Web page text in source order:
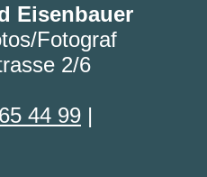
Eisenbauer
Fotograf
2/6
44 99 |